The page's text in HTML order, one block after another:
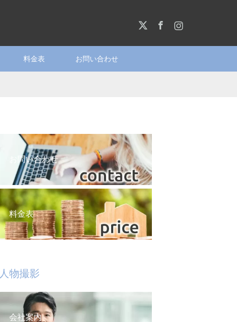
料金表 お問い合わせ
お問い合わせ
料金表
人物撮影
会社案内